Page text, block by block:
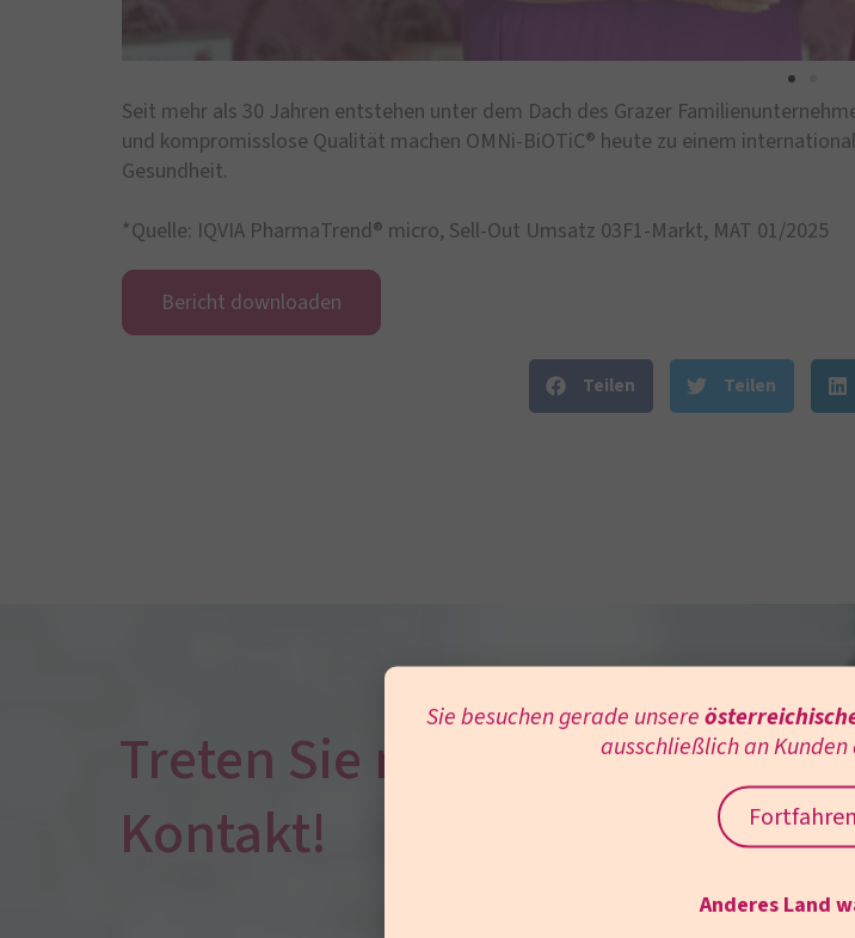
Seit mehr als 30 Jahren entstehen unter dem Dach des Grazer
und kompromisslose Qualität machen OMNi-BiOTiC® heute zu einem
Gesundheit.
*Quelle: IQVIA PharmaTrend® micro, Sell-Out Umsatz 03F1-Markt, MAT 01/2025
Bericht downloaden
Teilen Teilen
Treten Sie mit uns in
Kontakt!
Sie besuchen gerade unsere
ausschließlich an Kunden
Fortfahren
Anderes Land